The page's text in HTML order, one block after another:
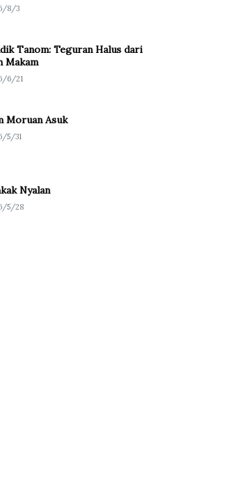
8/3
Tanom: Teguran Halus dari
Makam
6/21
Moruan Asuk
5/31
Nyalan
5/28